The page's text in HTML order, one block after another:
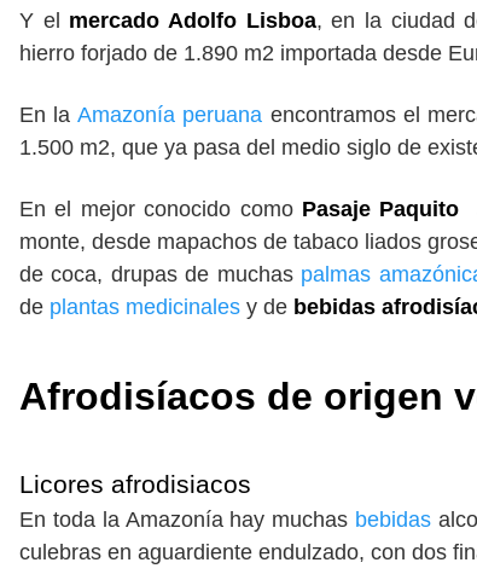
Y el mercado Adolfo Lisboa, en la ciudad
hierro forjado de 1.890 m2 importada desde
En la Amazonía peruana encontramos el
1.500 m2, que ya pasa del medio siglo de
En el mejor conocido como Pasaje Paquito
monte, desde mapachos de tabaco liados
de coca, drupas de muchas palmas
de plantas medicinales y de bebidas
Afrodisíacos de origen
Licores afrodisiacos
En toda la Amazonía hay muchas bebidas
culebras en aguardiente endulzado, con dos